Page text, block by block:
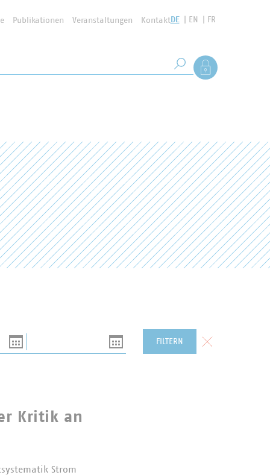
Publikationen Veranstaltungen KontaktDE EN FR
Suche starten
Als Mitglied
Bis
FILTERN
Formular
Kritik an
Strom